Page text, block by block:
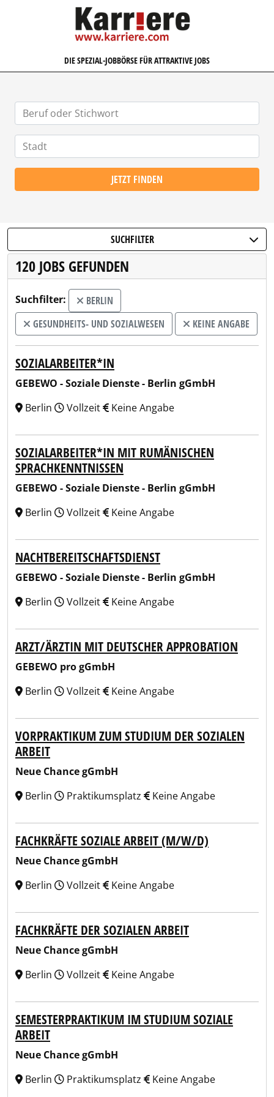
KARRIERE.COM
DIE SPEZIAL-JOBBÖRSE FÜR ATTRAKTIVE JOBS
JETZT FINDEN
SUCHFILTER
120 JOBS GEFUNDEN
Suchfilter:
BERLIN
GESUNDHEITS- UND SOZIALWESEN
KEINE ANGABE
SOZIALARBEITER*IN
GEBEWO - Soziale Dienste - Berlin gGmbH
Berlin
Vollzeit Keine Angabe
SOZIALARBEITER*IN MIT RUMÄNISCHEN
SPRACHKENNTNISSEN
GEBEWO - Soziale Dienste - Berlin gGmbH
Berlin
Vollzeit Keine Angabe
NACHTBEREITSCHAFTSDIENST
GEBEWO - Soziale Dienste - Berlin gGmbH
Berlin
Vollzeit Keine Angabe
ARZT/ÄRZTIN MIT DEUTSCHER APPROBATION
GEBEWO pro gGmbH
Berlin
Vollzeit Keine Angabe
VORPRAKTIKUM ZUM STUDIUM DER SOZIALEN
ARBEIT
Neue Chance gGmbH
Berlin
Praktikumsplatz Keine Angabe
FACHKRÄFTE SOZIALE ARBEIT (M/W/D)
Neue Chance gGmbH
Berlin
Vollzeit Keine Angabe
FACHKRÄFTE DER SOZIALEN ARBEIT
Neue Chance gGmbH
Berlin
Vollzeit Keine Angabe
SEMESTERPRAKTIKUM IM STUDIUM SOZIALE
ARBEIT
Neue Chance gGmbH
Berlin
Praktikumsplatz Keine Angabe